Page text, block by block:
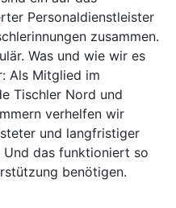
Personaldienstleister
zusammen.
Was und wie wir es
Als Mitglied im
Tischler Nord und
verhelfen wir
und langfristiger
Und das funktioniert so
benötigen.